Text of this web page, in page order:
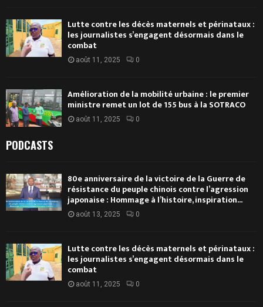
Lutte contre les décès maternels et périnataux :
les journalistes s’engagent désormais dans le
combat
août 11, 2025 0
Amélioration de la mobilité urbaine : le premier
ministre remet un lot de 155 bus à la SOTRACO
août 11, 2025 0
PODCASTS
80e anniversaire de la victoire de la Guerre de
résistance du peuple chinois contre l’agression
japonaise : Hommage à l’histoire, inspiration...
août 13, 2025 0
Lutte contre les décès maternels et périnataux :
les journalistes s’engagent désormais dans le
combat
août 11, 2025 0